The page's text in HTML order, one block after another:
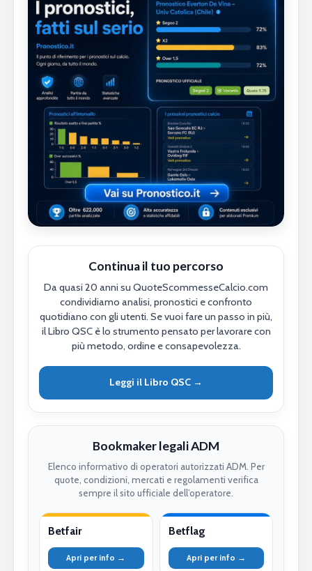
Continua il tuo percorso
Da quasi 20 anni su QuoteScommesseCalcio.com
condividiamo analisi, pronostici e confronto
quotidiano con gli utenti. Se vuoi fare un passo in più,
il Libro QSC è lo strumento pensato per lavorare con
più metodo, ordine e consapevolezza.
Leggi il Libro QSC →
Bookmaker legali ADM
Elenco informativo di operatori autorizzati ADM. Per
quote, condizioni, mercati e regolamenti verifica
sempre il sito ufficiale dell’operatore.
Betfair
Apri per info →
Betflag
Apri per info →